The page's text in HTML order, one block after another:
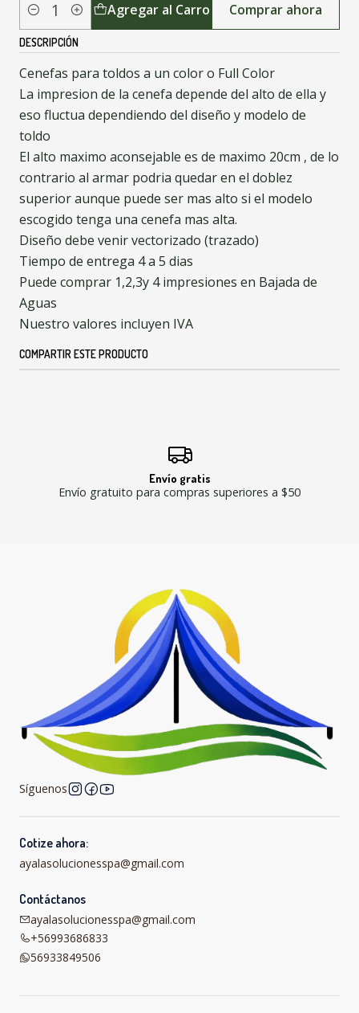
Cantidad Agregar al Carro Comprar ahora
DESCRIPCIÓN
Cenefas para toldos a un color o Full Color
La impresion de la cenefa depende del alto de ella y
eso fluctua dependiendo del diseño y modelo de
toldo
El alto maximo aconsejable es de maximo 20cm , de lo
contrario al armar podria quedar en el doblez
superior aunque puede ser mas alto si el modelo
escogido tenga una cenefa mas alta.
Diseño debe venir vectorizado (trazado)
Tiempo de entrega 4 a 5 dias
Puede comprar 1,2,3y 4 impresiones en Bajada de
Aguas
Nuestro valores incluyen IVA
COMPARTIR ESTE PRODUCTO
Envío gratis
Envío gratuito para compras superiores a $50
Síguenos
Cotize ahora:
ayalasolucionesspa@gmail.com
Contáctanos
ayalasolucionesspa@gmail.com
+56993686833
56933849506